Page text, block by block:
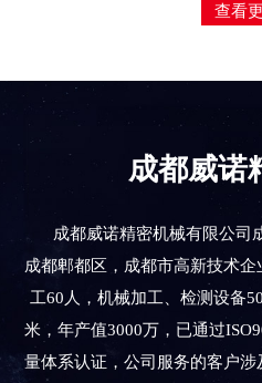
查看
成都威诺
成都威诺精密机械有限公司
成都郫都区，成都市高新技术
工60人，机械加工、检测设备
米，年产值3000万，已通过
量体系认证，公司服务的客户涉